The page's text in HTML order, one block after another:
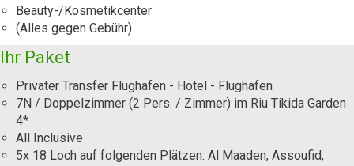
Beauty-/Kosmetikcenter
(Alles gegen Gebühr)
Ihr Paket
Privater Transfer Flughafen - Hotel - Flughafen
7N / Doppelzimmer (2 Pers. / Zimmer) im Riu Tikida Garden
4*
All Inclusive
5x 18 Loch auf folgenden Plätzen: Al Maaden, Assoufid,